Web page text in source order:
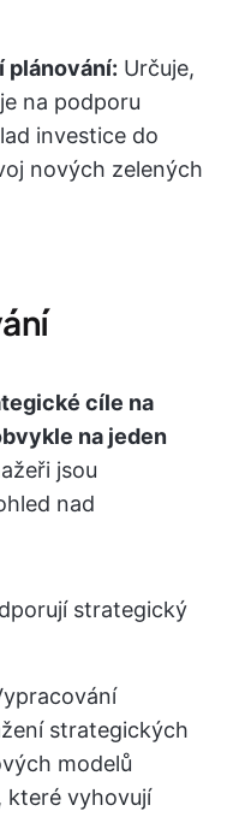
plánování: Určuje,
na podporu
investice do
nových zelených
cíle na
na jeden
jsou
nad
strategický
strategických
modelů
které vyhovují